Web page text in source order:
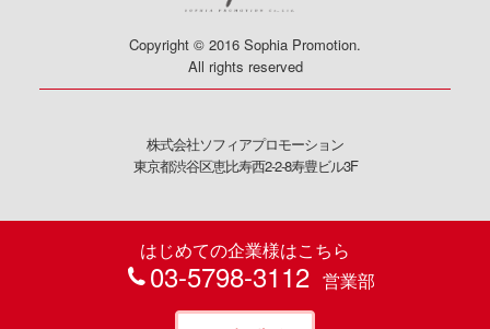
Copyright © 2016 Sophia Promotion.
All rights reserved
株式会社ソフィアプロモーション
東京都渋谷区恵比寿西2-2-8寿豊ビル3F
はじめての企業様はこちら
03-5798-3112 営業部